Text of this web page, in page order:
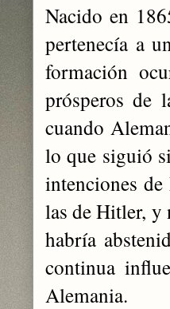
Nacido en
pertenecía a
formación
prósperos de
cuando
lo que siguió
intenciones
las de Hitler, y
habría
continua
Alemania.